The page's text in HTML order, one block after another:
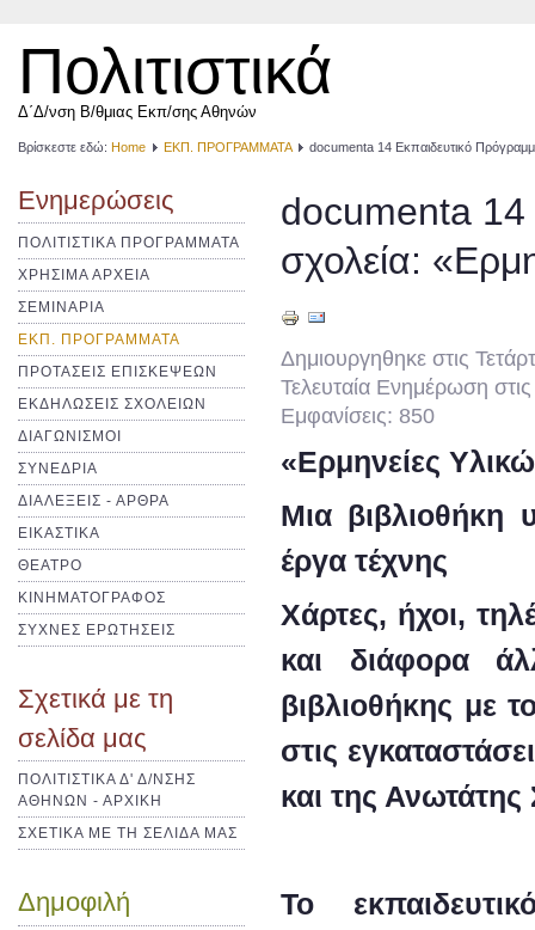
Πολιτιστικά
Δ΄Δ/νση Β/θμιας Εκπ/σης Αθηνών
Βρίσκεστε εδώ: Home ΕΚΠ. ΠΡΟΓΡΑΜΜΑΤΑ documenta 14 Εκπαιδευτικό
Ενημερώσεις
ΠΟΛΙΤΙΣΤΙΚΑ ΠΡΟΓΡΑΜΜΑΤΑ
ΧΡΗΣΙΜΑ ΑΡΧΕΙΑ
ΣΕΜΙΝΑΡΙΑ
ΕΚΠ. ΠΡΟΓΡΑΜΜΑΤΑ
ΠΡΟΤΑΣΕΙΣ ΕΠΙΣΚΕΨΕΩΝ
ΕΚΔΗΛΩΣΕΙΣ ΣΧΟΛΕΙΩΝ
ΔΙΑΓΩΝΙΣΜΟΙ
ΣΥΝΕΔΡΙΑ
ΔΙΑΛΕΞΕΙΣ - ΑΡΘΡΑ
ΕΙΚΑΣΤΙΚΑ
ΘΕΑΤΡΟ
ΚΙΝΗΜΑΤΟΓΡΑΦΟΣ
ΣΥΧΝΕΣ ΕΡΩΤΗΣΕΙΣ
Σχετικά με τη
σελίδα μας
ΠΟΛΙΤΙΣΤΙΚΑ Δ' Δ/ΝΣΗΣ
ΑΘΗΝΩΝ - ΑΡΧΙΚΗ
ΣΧΕΤΙΚΑ ΜΕ ΤΗ ΣΕΛΙΔΑ ΜΑΣ
Δημοφιλή
documenta 14
σχολεία:
Δημιουργηθηκε στις
Τελευταία Ενημέρωση
Εμφανίσεις: 850
«Ερμηνείες
Μια βιβλιοθήκη
έργα τέχνης
Χάρτες, ήχοι,
και διάφορα
βιβλιοθήκης με
στις
και της
Το